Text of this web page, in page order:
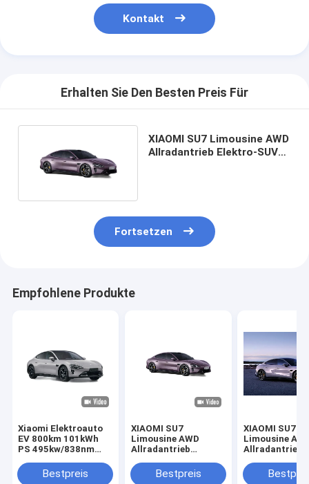
Kontakt
Erhalten Sie Den Besten Preis Für
XIAOMI SU7 Limousine AWD
Allradantrieb Elektro-SUV
Fortsetzen
Empfohlene Produkte
Xiaomi Elektroauto
EV 800km 101kWh
PS 495kw/838nm
Allradantrieb AWD
Limousine Neues
Bestpreis
XIAOMI SU7
Limousine AWD
Allradantrieb
101kWh PS
495kw/838nm R19
Bestpreis
XIAOMI SU7
Limousine
Allradantrieb
101kWh PS
495kw/838nm